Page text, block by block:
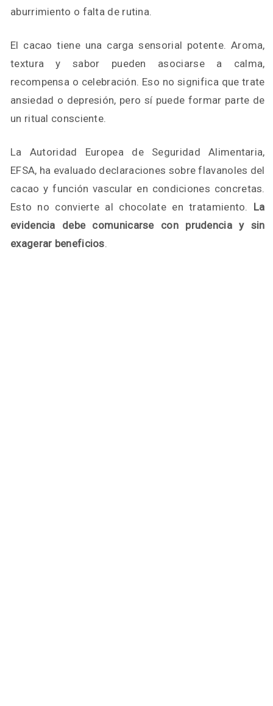
aburrimiento o falta de rutina.
El cacao tiene una carga sensorial potente. Aroma,
textura y sabor pueden asociarse a calma,
recompensa o celebración. Eso no significa que trate
ansiedad o depresión, pero sí puede formar parte de
un ritual consciente.
La Autoridad Europea de Seguridad Alimentaria,
EFSA, ha evaluado declaraciones sobre flavanoles del
cacao y función vascular en condiciones concretas.
Esto no convierte al chocolate en tratamiento. La
evidencia debe comunicarse con prudencia y sin
exagerar beneficios.